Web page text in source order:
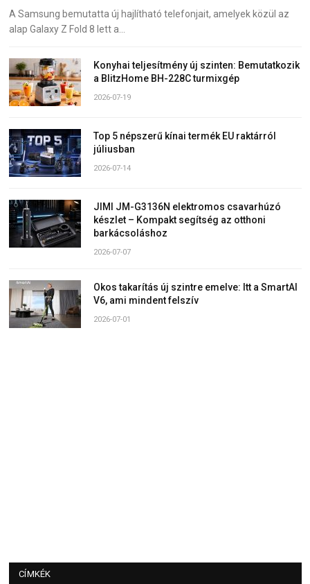
A Samsung bemutatta új hajlítható telefonjait, amelyek közül az
alap Galaxy Z Fold 8 lett a…
Konyhai teljesítmény új szinten: Bemutatkozik
a BlitzHome BH-228C turmixgép
2026-07-19
Top 5 népszerű kínai termék EU raktárról
júliusban
2026-07-14
JIMI JM-G3136N elektromos csavarhúzó
készlet – Kompakt segítség az otthoni
barkácsoláshoz
2026-07-07
Okos takarítás új szintre emelve: Itt a SmartAI
V6, ami mindent felszív
2026-07-01
CÍMKÉK